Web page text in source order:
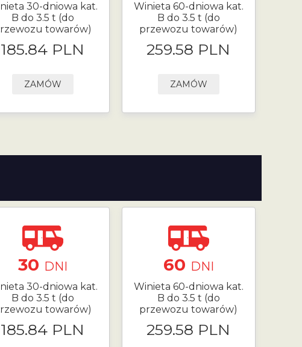
30-dniowa kat.
B do 3.5 t (do
towarów)
185.84 PLN
ZAMÓW
Winieta 60-dniowa kat.
B do 3.5 t (do
przewozu towarów)
259.58 PLN
ZAMÓW
30 DNI
30-dniowa kat.
B do 3.5 t (do
towarów)
185.84 PLN
60 DNI
Winieta 60-dniowa kat.
B do 3.5 t (do
przewozu towarów)
259.58 PLN